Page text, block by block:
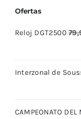
Ofertas
Reloj DGT2500
Interzonal de
CAMPEONATO DEL